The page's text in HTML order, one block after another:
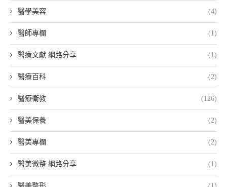
醫學美容 (4)
醫師專欄 (1)
醫療文獻 網路分享 (1)
醫療百科 (2)
醫療衛教 (126)
醫美保養 (2)
醫美專欄 (2)
醫美微整 網路分享 (1)